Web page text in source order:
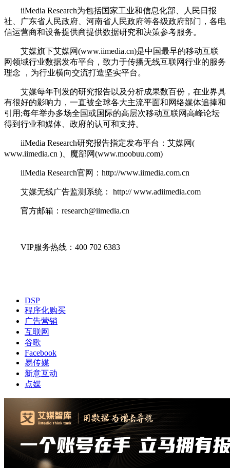
iiMedia Research为包括国家工业和信息化部、人民日报
社、广东省人民政府、河南省人民政府等各级政府部门，各电
信运营商和设备提供商提供数据研究和决策参考服务。
艾媒旗下艾媒网(www.iimedia.cn)是中国最早的移动互联
网领域行业数据发布平台，致力于传播无线互联网行业的服务
理念 ，为行业横向交流打造坚实平台。
艾媒每年刊发的研究报告以及分析成果数百份，在业界具
有很好的影响力，一直被全球各大主流平面和网络媒体追捧和
引用;每年举办多场全国或国际的高层次移动互联网高峰论坛
得到行业和媒体、政府的认可和支持。
iiMedia Research研究报告指定发布平台：艾媒网(
www.iimedia.cn )、魔部网(www.moobuu.com)
iiMedia Research官网：http://www.iimedia.com.cn
艾媒无线广告监测系统： http:// www.adiimedia.com
官方邮箱：research@iimedia.cn
VIP服务热线：400 702 6383
DSP
程序化购买
广告营销
互联网
谷歌
Facebook
易传媒
新意互动
点媒